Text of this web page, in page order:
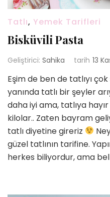
Tatlı, Yemek Tarifleri
Bisküvili Pasta
Geliştirici: Sahika tarih 13
Eşim de ben de tatlıyı
yanında tatlı bir şeyler
daha iyi ama, tatlıya
kilolar.. Zaten bayram
tatlı diyetine gireriz
güzel tatlının tarifine.
herkes biliyordur, ama